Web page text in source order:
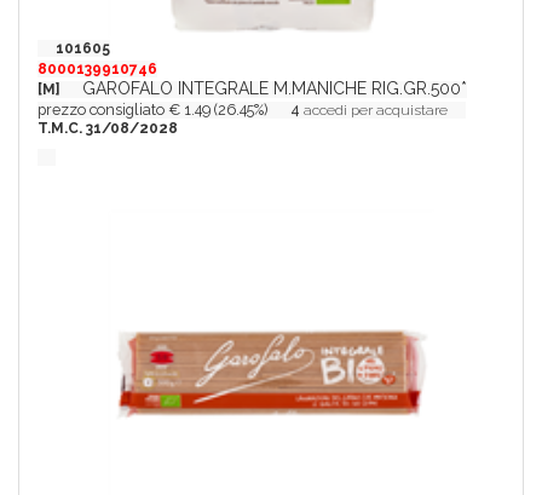
101605
8000139910746
[M]
GAROFALO INTEGRALE M.MANICHE RIG.GR.500*
prezzo consigliato € 1.49 (26.45%) 4 accedi per acquistare
T.M.C. 31/08/2028